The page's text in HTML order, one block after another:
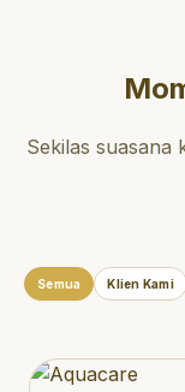
Sekilas suasana
Semua Klien Kami